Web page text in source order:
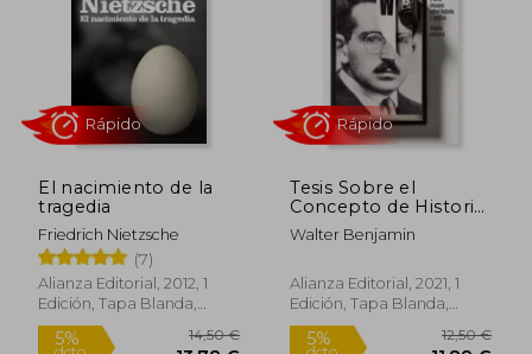
Rápido
El nacimiento de la
tragedia
Friedrich Nietzsche
(7)
Alianza Editorial, 2012, 1
Edición, Tapa Blanda,
Nuevo
Tesis Sobre el
Concepto de Historia
y Otros Ensayos
Sobre Historia y
Walter Benjamin
Alianza Editorial, 2021, 1
Edición, Tapa Blanda,
Nuevo